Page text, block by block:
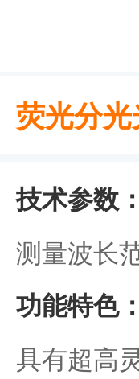
荧光分
技术参数：
测量波长
功能特色：
具有超高